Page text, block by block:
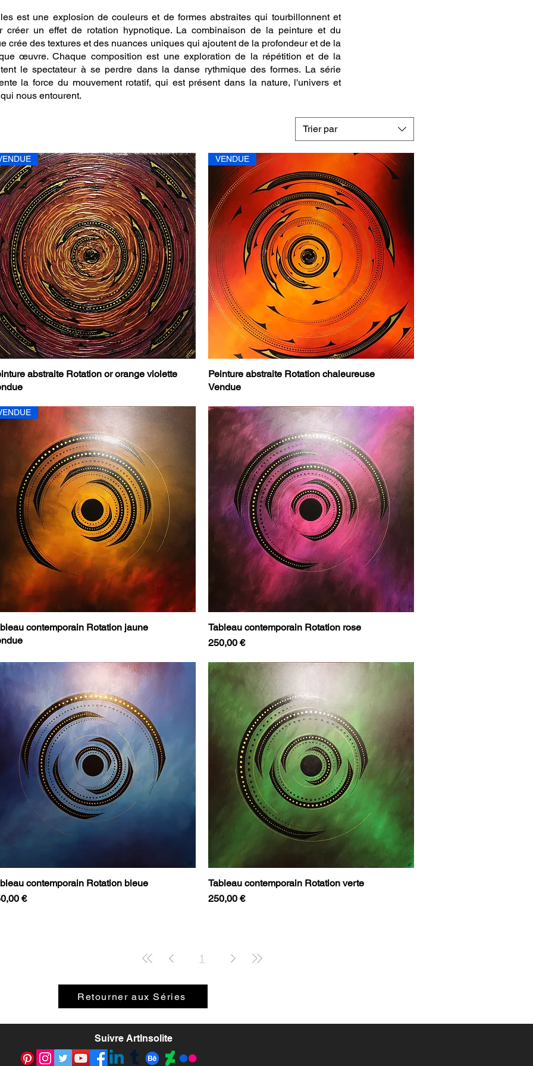
est une explosion de couleurs et de formes abstraites qui tourbillonnent et
créer un effet de rotation hypnotique. La combinaison de la peinture et du
crée des textures et des nuances uniques qui ajoutent de la profondeur et de la
œuvre. Chaque composition est une exploration de la répétition et de la
le spectateur à se perdre dans la danse rythmique des formes. La série
la force du mouvement rotatif, qui est présent dans la nature, l'univers et
nous entourent.
Trier par
abstraite Rotation or orange violette
VENDUE
Peinture abstraite Rotation chaleureuse
Vendue
contemporain Rotation jaune
Tableau contemporain Rotation rose
Prix
250,00 €
contemporain Rotation bleue
€
Tableau contemporain Rotation verte
Prix
250,00 €
1
Retourner aux Séries
Suivre ArtInsolite